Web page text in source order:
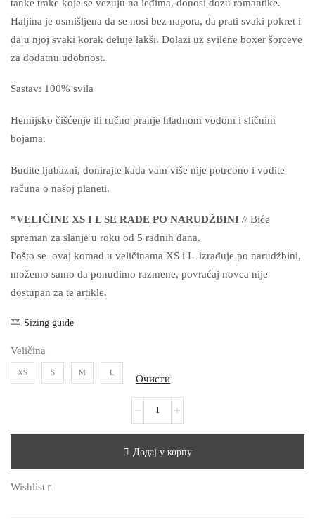
tanke trake koje se vezuju na leđima, donosi dozu romantike.
Haljina je osmišljena da se nosi bez napora, da prati svaki pokret i
da u njoj svaki korak deluje lakši. Dolazi uz svilene boxer šorceve
za dodatnu udobnost.
Sastav: 100% svila
Hemijsko čišćenje ili ručno pranje hladnom vodom i sličnim
bojama.
Budite ljubazni, donirajte kada vam više nije potrebno i vodite
računa o našoj planeti.
*VELIČINE XS I L SE RADE PO NARUDŽBINI // Biće
spreman za slanje u roku od 5 radnih dana.
Pošto se ovaj komad u veličinama XS i L izrađuje po narudžbini,
možemo samo da ponudimo razmene, povraćaj novca nije
dostupan za te artikle.
Sizing guide
Veličina
XS S M L
Очисти
Додај у корпу
Wishlist